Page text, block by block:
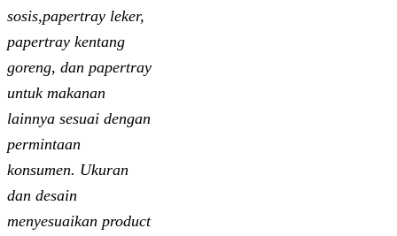
sosis,papertray leker,
papertray kentang
goreng, dan papertray
untuk makanan
lainnya sesuai dengan
permintaan
konsumen. Ukuran
dan desain
menyesuaikan product